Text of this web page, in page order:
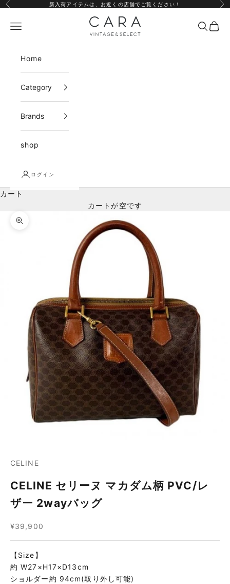
コンテンツへスキップ
前へ 新入荷アイテムは、 お近くの店舗でご覧ください！ 次
CARA vintage&select
メニュー 検索カー
Home
Category
Brands
shop
ログイン
カート
カートが空です
ズームイン
CELINE
CELINE セリーヌ マカダム柄 PVC/レ
ザー 2wayバッグ
セール価格
¥39,900
【Size】
約 W27×H17×D13cm
ショルダー約 94cm(取り外し可能)